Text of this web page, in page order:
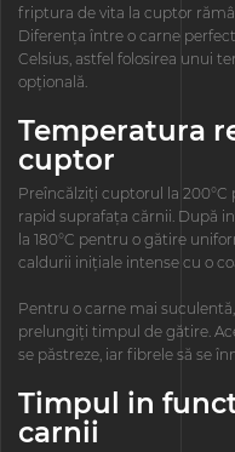
friptura de vita la cuptor
Diferența între o carne
Celsius, astfel folosirea unui
opțională.
Temperatura
cuptor
Preîncălziți cuptorul la
rapid suprafața cărnii. După
la 180°C pentru o gătire
caldurii inițiale intense cu o
Pentru o carne mai
prelungiți timpul de gătire.
se păstreze, iar fibrele să se
Timpul in
carnii